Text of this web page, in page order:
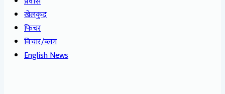
खेलकुद
फिचर
विचार/ब्लग
English News